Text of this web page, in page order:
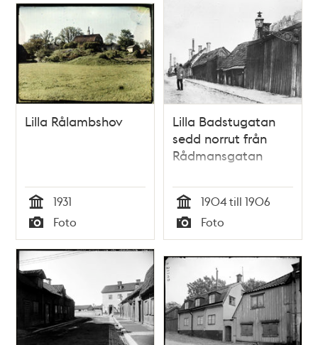
Lilla Rålambshov
Tid
1931
Typ
Foto
Lilla Badstugatan
sedd norrut från
Rådmansgatan
Tid
1904 till 1906
Typ
Foto